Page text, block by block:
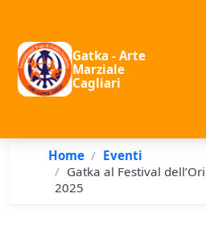
Gatka - Arte
Marziale
Cagliari
Home
Eventi
Gatka al Festival
2025